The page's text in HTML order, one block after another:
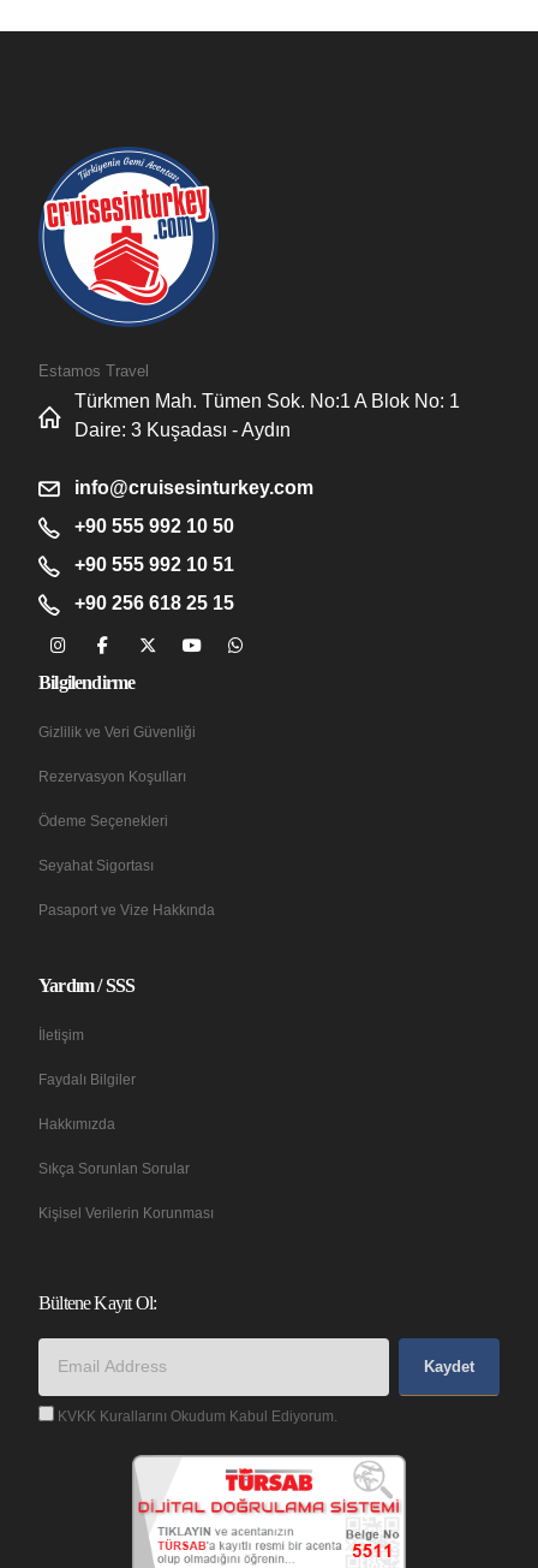
Estamos Travel
Türkmen Mah. Tümen Sok. No:1 A Blok No: 1
Daire: 3 Kuşadası - Aydın
info@cruisesinturkey.com
+90 555 992 10 50
+90 555 992 10 51
+90 256 618 25 15
Bilgilendirme
Gizlilik ve Veri Güvenliği
Rezervasyon Koşulları
Ödeme Seçenekleri
Seyahat Sigortası
Pasaport ve Vize Hakkında
Yardım / SSS
İletişim
Faydalı Bilgiler
Hakkımızda
Sıkça Sorunlan Sorular
Kişisel Verilerin Korunması
Bültene Kayıt Ol:
Kaydet
KVKK Kurallarını Okudum Kabul Ediyorum.